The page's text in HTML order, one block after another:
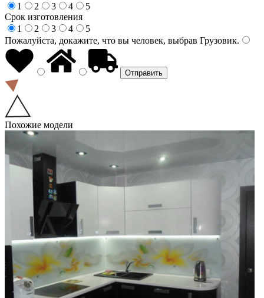
1
2 3 4
5
Срок изготовления
1
2 3 4
5
Пожалуйста, докажите, что вы человек, выбрав Грузовик.
Похожие модели